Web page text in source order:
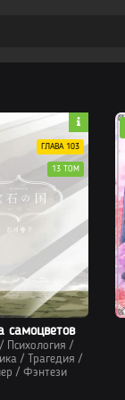
самоцветов
/ Психология /
/ Трагедия /
/ Фэнтези
ГЛАВА 103
13 ТОМ